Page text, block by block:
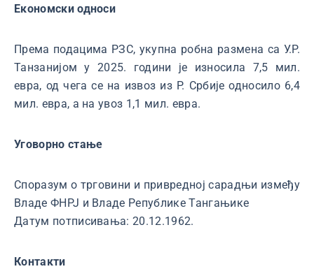
Економски односи
Према подацима РЗС, укупна робна размена са У.Р.
Танзанијом у 2025. години је износила 7,5 мил.
евра, од чега се на извоз из Р. Србије односило 6,4
мил. евра, а на увоз 1,1 мил. евра.
Уговорно стање
Споразум о трговини и привредној сарадњи између
Владе ФНРЈ и Владе Републике Тангањике
Датум потписивања: 20.12.1962.
Контакти